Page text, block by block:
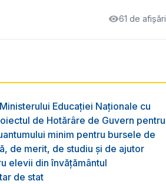
61 de afișări
Educației Naționale cu
de Hotărâre de Guvern pentru
minim pentru bursele de
de merit, de studiu și de ajutor
elevii din învățământul
de stat